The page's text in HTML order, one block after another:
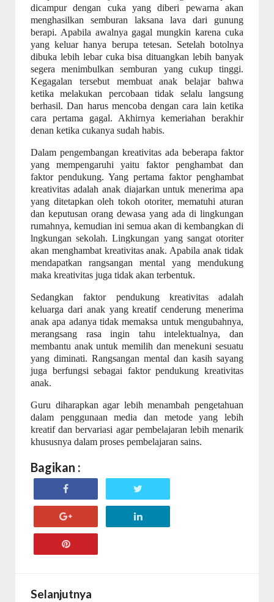
dicampur dengan cuka yang diberi pewarna akan
menghasilkan semburan laksana lava dari gunung
berapi. Apabila awalnya gagal mungkin karena cuka
yang keluar hanya berupa tetesan. Setelah botolnya
dibuka lebih lebar cuka bisa dituangkan lebih banyak
segera menimbulkan semburan yang cukup tinggi.
Kegagalan tersebut membuat anak belajar bahwa
ketika melakukan percobaan tidak selalu langsung
berhasil. Dan harus mencoba dengan cara lain ketika
cara pertama gagal. Akhirnya kemeriahan berakhir
denan ketika cukanya sudah habis.
Dalam pengembangan kreativitas ada beberapa faktor
yang mempengaruhi yaitu faktor penghambat dan
faktor pendukung. Yang pertama faktor penghambat
kreativitas adalah anak diajarkan untuk menerima apa
yang ditetapkan oleh tokoh otoriter, mematuhi aturan
dan keputusan orang dewasa yang ada di lingkungan
rumahnya, kemudian ini semua akan di kembangkan di
lngkungan sekolah. Lingkungan yang sangat otoriter
akan menghambat kreativitas anak. Apabila anak tidak
mendapatkan rangsangan mental yang mendukung
maka kreativitas juga tidak akan terbentuk.
Sedangkan faktor pendukung kreativitas adalah
keluarga dari anak yang kreatif cenderung menerima
anak apa adanya tidak memaksa untuk mengubahnya,
merangsang rasa ingin tahu intelektualnya, dan
membantu anak untuk memilih dan menekuni sesuatu
yang diminati. Rangsangan mental dan kasih sayang
juga berfungsi sebagai faktor pendukung kreativitas
anak.
Guru diharapkan agar lebih menambah pengetahuan
dalam penggunaan media dan metode yang lebih
kreatif dan bervariasi agar pembelajaran lebih menarik
khususnya dalam proses pembelajaran sains.
Bagikan :
Selanjutnya